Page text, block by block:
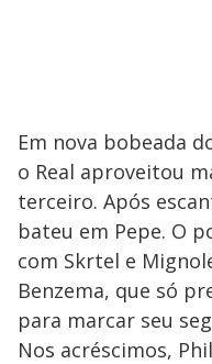
Em nova bobeada
o Real aproveitou
terceiro. Após
bateu em Pepe. O
com Skrtel e
Benzema, que só
para marcar seu
Nos acréscimos,